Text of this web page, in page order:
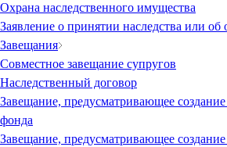
Охрана наследственного имущества
Заявление о принятии наследства или об
Завещания
Совместное завещание супругов
Наследственный договор
Завещание, предусматривающее создание
фонда
Завещание, предусматривающее